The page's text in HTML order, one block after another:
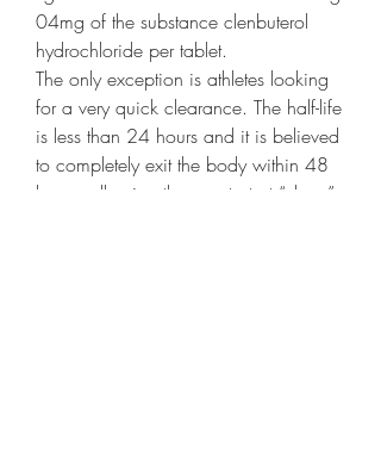
04mg of the substance clenbuterol
hydrochloride per tablet.
The only exception is athletes looking
for a very quick clearance. The half-life
is less than 24 hours and it is believed
to completely exit the body within 48
hours, allowing the user to test “clean”